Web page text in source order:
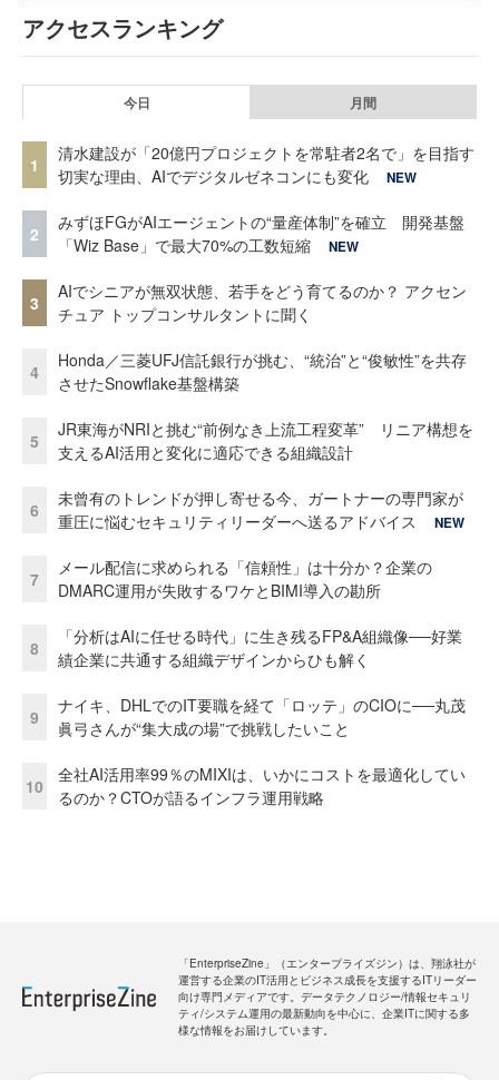
アクセスランキング
今日 月間
1
清水建設が「20億円プロジェクトを常駐者2名で」を目指す
切実な理由、AIでデジタルゼネコンにも変化
NEW
2
みずほFGがAIエージェントの“量産体制”を確立 開発基盤
「Wiz Base」で最大70%の工数短縮
NEW
3
AIでシニアが無双状態、若手をどう育てるのか？ アクセン
チュア トップコンサルタントに聞く
4
Honda／三菱UFJ信託銀行が挑む、“統治”と“俊敏性”を共存
させたSnowflake基盤構築
5
JR東海がNRIと挑む“前例なき上流工程変革” リニア構想を
支えるAI活用と変化に適応できる組織設計
6
未曾有のトレンドが押し寄せる今、ガートナーの専門家が
重圧に悩むセキュリティリーダーへ送るアドバイス
NEW
7
メール配信に求められる「信頼性」は十分か？企業の
DMARC運用が失敗するワケとBIMI導入の勘所
8
「分析はAIに任せる時代」に生き残るFP&A組織像──好業
績企業に共通する組織デザインからひも解く
9
ナイキ、DHLでのIT要職を経て「ロッテ」のCIOに──丸茂
眞弓さんが“集大成の場”で挑戦したいこと
10
全社AI活用率99％のMIXIは、いかにコストを最適化してい
るのか？CTOが語るインフラ運用戦略
「EnterpriseZine」（エンタープライズジン）は、翔泳社が
運営する企業のIT活用とビジネス成長を支援するITリーダー
向け専門メディアです。データテクノロジー/情報セキュリ
ティ/システム運用の最新動向を中心に、企業ITに関する多
様な情報をお届けしています。